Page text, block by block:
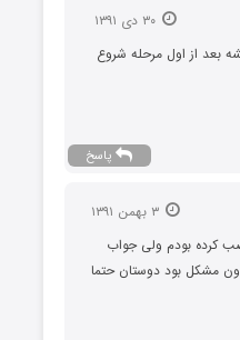
۳۰ دی ۱۳۹۱
بعد از اول مرحله شروع
پاسخ
۳ بهمن ۱۳۹۱
100 تا کرک نصب کرده بودم ولی جواب
مشکل بود دوستان حتما